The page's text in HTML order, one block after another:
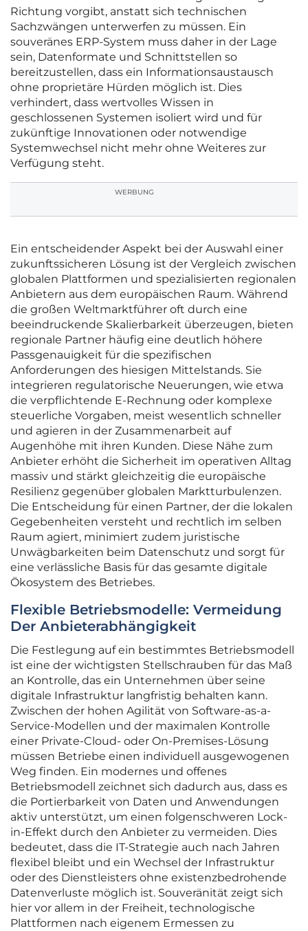
Richtung vorgibt, anstatt sich technischen
Sachzwängen unterwerfen zu müssen. Ein
souveränes ERP-System muss daher in der Lage
sein, Datenformate und Schnittstellen so
bereitzustellen, dass ein Informationsaustausch
ohne proprietäre Hürden möglich ist. Dies
verhindert, dass wertvolles Wissen in
geschlossenen Systemen isoliert wird und für
zukünftige Innovationen oder notwendige
Systemwechsel nicht mehr ohne Weiteres zur
Verfügung steht.
WERBUNG
Ein entscheidender Aspekt bei der Auswahl einer
zukunftssicheren Lösung ist der Vergleich zwischen
globalen Plattformen und spezialisierten regionalen
Anbietern aus dem europäischen Raum. Während
die großen Weltmarktführer oft durch eine
beeindruckende Skalierbarkeit überzeugen, bieten
regionale Partner häufig eine deutlich höhere
Passgenauigkeit für die spezifischen
Anforderungen des hiesigen Mittelstands. Sie
integrieren regulatorische Neuerungen, wie etwa
die verpflichtende E-Rechnung oder komplexe
steuerliche Vorgaben, meist wesentlich schneller
und agieren in der Zusammenarbeit auf
Augenhöhe mit ihren Kunden. Diese Nähe zum
Anbieter erhöht die Sicherheit im operativen Alltag
massiv und stärkt gleichzeitig die europäische
Resilienz gegenüber globalen Marktturbulenzen.
Die Entscheidung für einen Partner, der die lokalen
Gegebenheiten versteht und rechtlich im selben
Raum agiert, minimiert zudem juristische
Unwägbarkeiten beim Datenschutz und sorgt für
eine verlässliche Basis für das gesamte digitale
Ökosystem des Betriebes.
Flexible Betriebsmodelle: Vermeidung
Der Anbieterabhängigkeit
Die Festlegung auf ein bestimmtes Betriebsmodell
ist eine der wichtigsten Stellschrauben für das Maß
an Kontrolle, das ein Unternehmen über seine
digitale Infrastruktur langfristig behalten kann.
Zwischen der hohen Agilität von Software-as-a-
Service-Modellen und der maximalen Kontrolle
einer Private-Cloud- oder On-Premises-Lösung
müssen Betriebe einen individuell ausgewogenen
Weg finden. Ein modernes und offenes
Betriebsmodell zeichnet sich dadurch aus, dass es
die Portierbarkeit von Daten und Anwendungen
aktiv unterstützt, um einen folgenschweren Lock-
in-Effekt durch den Anbieter zu vermeiden. Dies
bedeutet, dass die IT-Strategie auch nach Jahren
flexibel bleibt und ein Wechsel der Infrastruktur
oder des Dienstleisters ohne existenzbedrohende
Datenverluste möglich ist. Souveränität zeigt sich
hier vor allem in der Freiheit, technologische
Plattformen nach eigenem Ermessen zu